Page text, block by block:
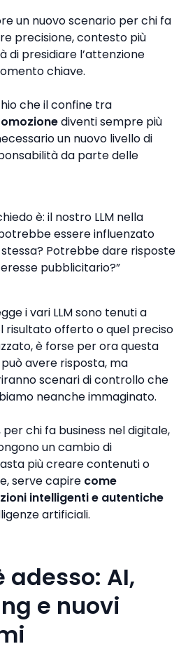
un nuovo scenario per chi fa
precisione, contesto più
di presidiare l’attenzione
chiave.
che il confine tra
diventi sempre più
un nuovo livello di
da parte delle
è: il nostro LLM nella
essere influenzato
Potrebbe dare risposte
pubblicitario?”
i vari LLM sono tenuti a
risultato offerto o quel preciso
è forse per ora questa
avere risposta, ma
scenari di controllo che
neanche immaginato.
chi fa business nel digitale,
un cambio di
più creare contenuti o
serve capire come
intelligenti e autentiche
artificiali.
adesso: AI,
e nuovi